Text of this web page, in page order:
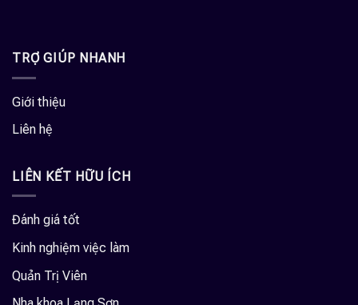
TRỢ GIÚP NHANH
Giới thiệu
Liên hệ
LIÊN KẾT HỮU ÍCH
Đánh giá tốt
Kinh nghiệm việc làm
Quản Trị Viên